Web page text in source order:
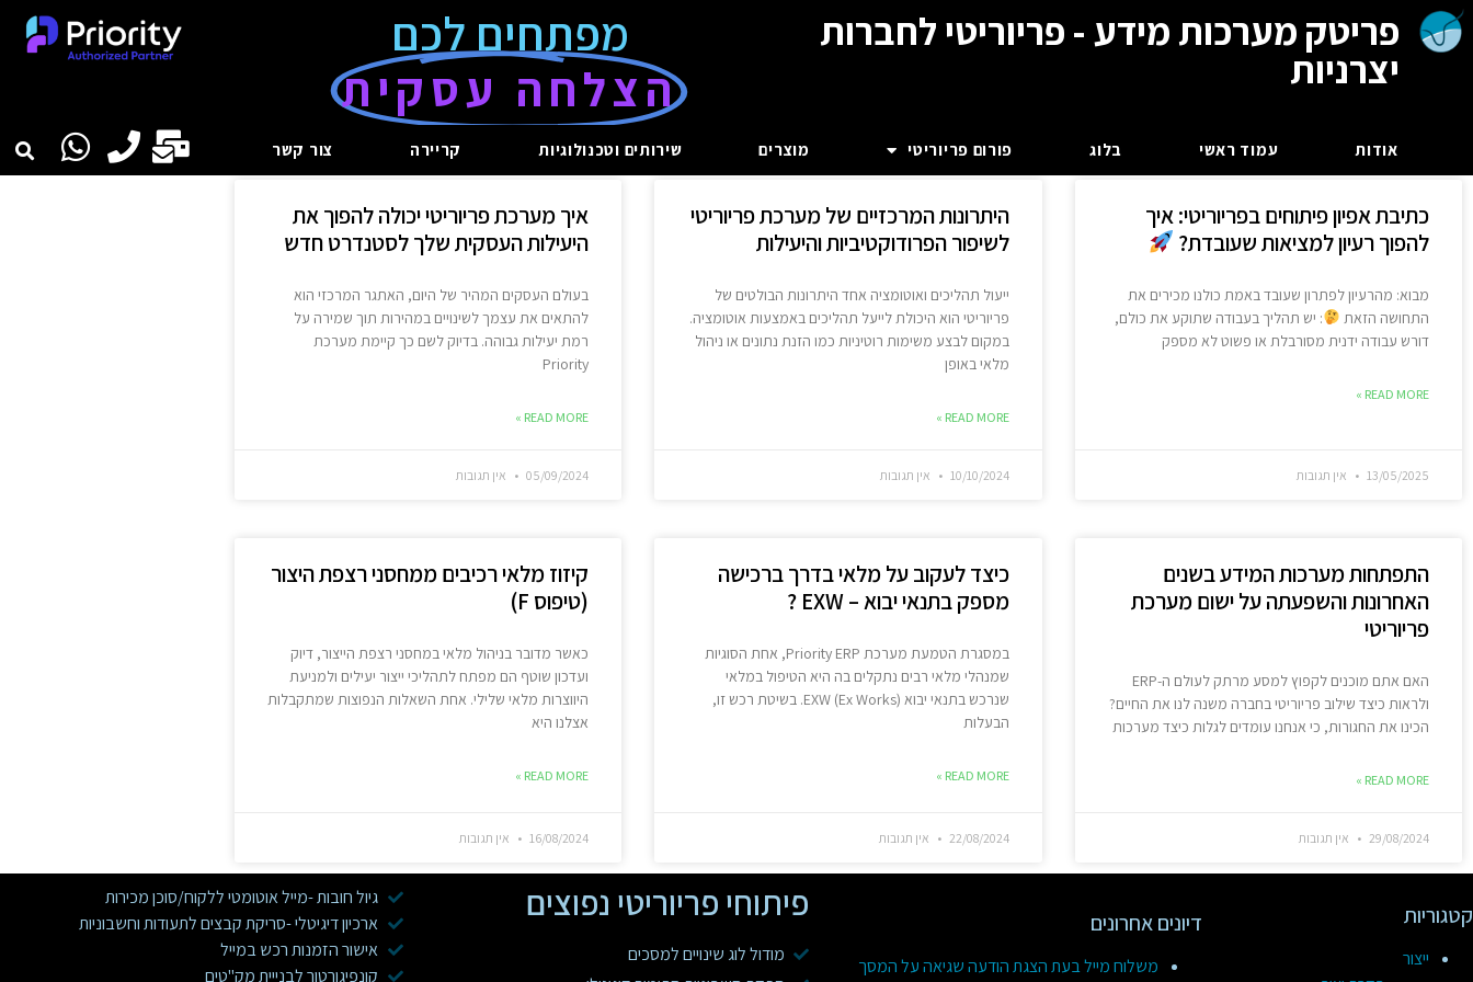
פריטק מערכות מידע - פריוריטי לחברות
יצרניות
מפתחים לכם
הצלחה עסקית
אודות עמוד ראשי בלוג פורום פריוריטי מוצרים שירותים וטכנולוגיות קריירה צור קשר
כתיבת אפיון פיתוחים בפריוריטי: איך
להפוך רעיון למציאות שעובדת?
מבוא: מהרעיון לפתרון שעובד באמת כולנו מכירים את
התחושה הזאת
: יש תהליך בעבודה שתוקע את כולם,
דורש עבודה ידנית מסורבלת או פשוט לא מספק
READ MORE »
13/05/2025 אין תגובות
היתרונות המרכזיים של מערכת פריוריטי
לשיפור הפרודוקטיביות והיעילות
ייעול תהליכים ואוטומציה אחד היתרונות הבולטים של
פריוריטי הוא היכולת לייעל תהליכים באמצעות אוטומציה.
במקום לבצע משימות רוטיניות כמו הזנת נתונים או ניהול
מלאי באופן
READ MORE »
10/10/2024 אין תגובות
איך מערכת פריוריטי יכולה להפוך את
היעילות העסקית שלך לסטנדרט חדש
בעולם העסקים המהיר של היום, האתגר המרכזי הוא
להתאים את עצמך לשינויים במהירות תוך שמירה על
רמת יעילות גבוהה. בדיוק לשם כך קיימת מערכת
Priority
READ MORE »
05/09/2024 אין תגובות
התפתחות מערכות המידע בשנים
האחרונות והשפעתה על ישום מערכת
פריוריטי
האם אתם מוכנים לקפוץ למסע מרתק לעולם ה-ERP
ולראות כיצד שילוב פריוריטי בחברה משנה לנו את החיים?
הכינו את החגורות, כי אנחנו עומדים לגלות כיצד מערכות
READ MORE »
29/08/2024 אין תגובות
כיצד לעקוב על מלאי בדרך ברכישה
מספק בתנאי יבוא – EXW ?
במסגרת הטמעת מערכת Priority ERP, אחת הסוגיות
שמנהלי מלאי רבים נתקלים בה היא הטיפול במלאי
שנרכש בתנאי יבוא EXW (Ex Works). בשיטת רכש זו,
הבעלות
READ MORE »
22/08/2024 אין תגובות
קיזוז מלאי רכיבים ממחסני רצפת היצור
(טיפוס F)
כאשר מדובר בניהול מלאי במחסני רצפת הייצור, דיוק
ועדכון שוטף הם מפתח לתהליכי ייצור יעילים ולמניעת
היווצרות מלאי שלילי. אחת השאלות הנפוצות שמתקבלות
אצלנו היא
READ MORE »
16/08/2024 אין תגובות
קטגוריות
ייצור
דיונים אחרונים
משלוח מייל בעת הצגת הודעה שגיאה על המסך
פיתוחי פריוריטי נפוצים
מודול לוג שינויים למסכים
גיול חובות -מייל אוטומטי ללקוח/סוכן מכירות
ארכיון דיגיטלי -סריקת קבצים לתעודות וחשבוניות
אישור הזמנות רכש במייל
קונפיגורטור לבנייית מק"טים